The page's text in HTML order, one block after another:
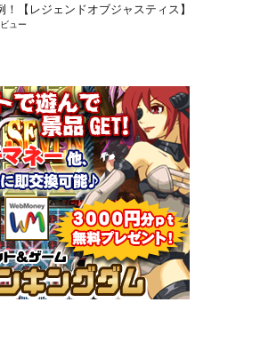
！【レジェンドオブジャスティス】
ュー